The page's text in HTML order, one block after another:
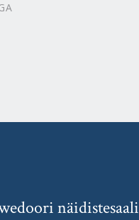
näidistesaali